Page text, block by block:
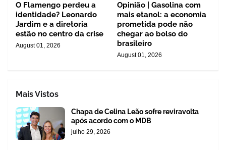
O Flamengo perdeu a
identidade? Leonardo
Jardim e a diretoria
estão no centro da crise
August 01, 2026
Opinião | Gasolina com
mais etanol: a economia
prometida pode não
chegar ao bolso do
brasileiro
August 01, 2026
Mais Vistos
Chapa de Celina Leão sofre reviravolta
após acordo com o MDB
julho 29, 2026